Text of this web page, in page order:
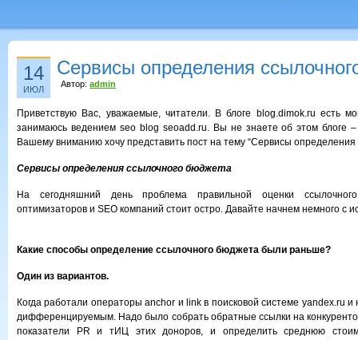
14
ИЮЛ
Сервисы определения
Автор: admin
Приветствую Вас, уважаемые, читатели. В блоге blog.dimok.ru есть
занимаюсь ведением seo blog seoadd.ru. Вы не знаете об этом блоге
Вашему вниманию хочу представить пост на тему “Сервисы
Сервисы определения ссылочного бюджета
На сегодняшний день проблема правильной оценки
оптимизаторов и SEO компаний стоит остро. Давайте начнем немного с
Какие способы определение ссылочного бюджета были раньше?
Один из вариантов.
Когда работали операторы anchor и link в поисковой системе yandex.ru
дифференцируемым. Надо было собрать обратные ссылки на
показатели PR и тИЦ этих доноров, и определить среднюю